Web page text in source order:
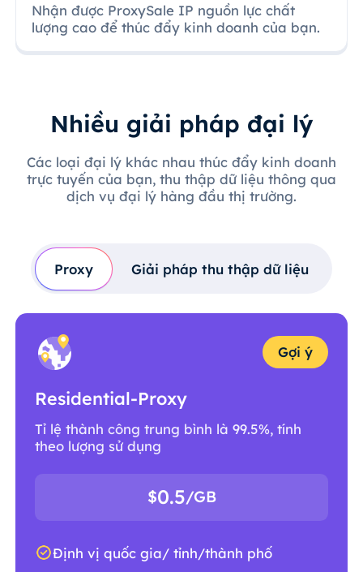
Nhận được ProxySale IP nguồn lực chất
lượng cao để thúc đẩy kinh doanh của bạn.
Nhiều giải pháp đại lý
Các loại đại lý khác nhau thúc đẩy kinh doanh
trực tuyến của bạn, thu thập dữ liệu thông qua
dịch vụ đại lý hàng đầu thị trường.
Proxy Giải pháp thu thập dữ liệu
Gợi ý
Residential-Proxy
Tỉ lệ thành công trung bình là 99.5%, tính
theo lượng sử dụng
$0.5/GB
Định vị quốc gia/ tỉnh/thành phố